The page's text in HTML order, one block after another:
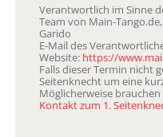
Verantwortlich im Sinne
Team von Main-
Garido
E-Mail des
Website: https://
Falls dieser Termin nicht
Seitenknecht um eine
Möglicherweise
Kontakt zum 1.